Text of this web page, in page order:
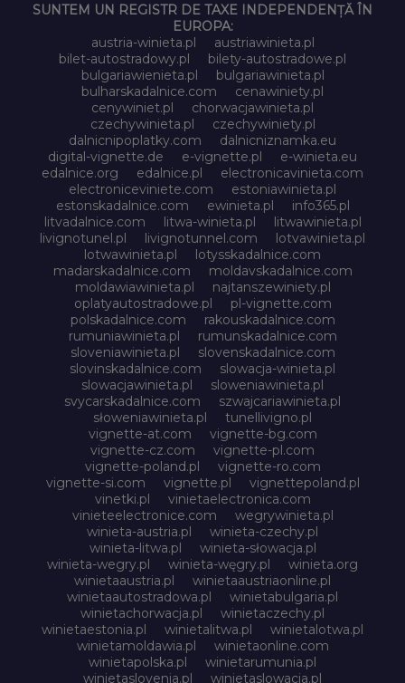
SUNTEM UN REGISTR DE TAXE INDEPENDENȚĂ ÎN
EUROPA:
austria-winieta.pl
austriawinieta.pl
bilet-autostradowy.pl
bilety-autostradowe.pl
bulgariawienieta.pl
bulgariawinieta.pl
bulharskadalnice.com
cenawiniety.pl
cenywiniet.pl
chorwacjawinieta.pl
czechywinieta.pl
czechywiniety.pl
dalnicnipoplatky.com
dalnicniznamka.eu
digital-vignette.de
e-vignette.pl
e-winieta.eu
edalnice.org
edalnice.pl
electronicavinieta.com
electroniceviniete.com
estoniawinieta.pl
estonskadalnice.com
ewinieta.pl
info365.pl
litvadalnice.com
litwa-winieta.pl
litwawinieta.pl
livignotunel.pl
livignotunnel.com
lotvawinieta.pl
lotwawinieta.pl
lotysskadalnice.com
madarskadalnice.com
moldavskadalnice.com
moldawiawinieta.pl
najtanszewiniety.pl
oplatyautostradowe.pl
pl-vignette.com
polskadalnice.com
rakouskadalnice.com
rumuniawinieta.pl
rumunskadalnice.com
sloveniawinieta.pl
slovenskadalnice.com
slovinskadalnice.com
slowacja-winieta.pl
slowacjawinieta.pl
sloweniawinieta.pl
svycarskadalnice.com
szwajcariawinieta.pl
słoweniawinieta.pl
tunellivigno.pl
vignette-at.com
vignette-bg.com
vignette-cz.com
vignette-pl.com
vignette-poland.pl
vignette-ro.com
vignette-si.com
vignette.pl
vignettepoland.pl
vinetki.pl
vinietaelectronica.com
vinieteelectronice.com
wegrywinieta.pl
winieta-austria.pl
winieta-czechy.pl
winieta-litwa.pl
winieta-słowacja.pl
winieta-wegry.pl
winieta-węgry.pl
winieta.org
winietaaustria.pl
winietaaustriaonline.pl
winietaautostradowa.pl
winietabulgaria.pl
winietachorwacja.pl
winietaczechy.pl
winietaestonia.pl
winietalitwa.pl
winietalotwa.pl
winietamoldawia.pl
winietaonline.com
winietapolska.pl
winietarumunia.pl
winietaslovenia.pl
winietaslowacja.pl